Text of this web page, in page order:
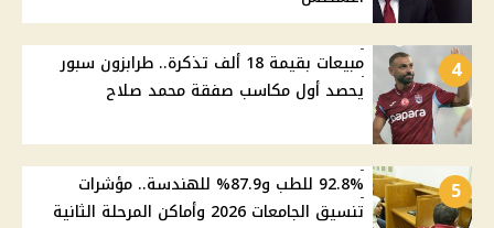
4
مبيعات بقيمة 18 ألف تذكرة.. طرابزون سبور
يحصد أول مكاسب صفقة محمد صلاح
5
92.8% للطب و87.9% للهندسة.. مؤشرات
تنسيق الجامعات 2026 وأماكن المرحلة الثانية